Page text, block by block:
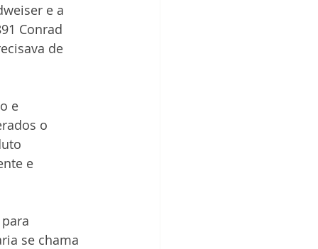
e a
Conrad
de
e
o
e
se chama